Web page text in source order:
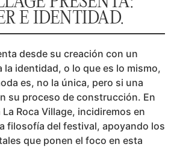
E IDENTIDAD.
desde su creación con un
identidad, o lo que es lo mismo,
es, no la única, pero si una
su proceso de construcción. En
Roca Village, incidiremos en
filosofía del festival, apoyando los
que ponen el foco en esta